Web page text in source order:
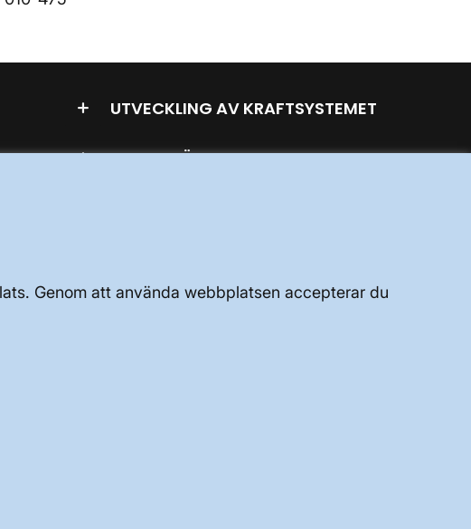
Genom att använda webbplatsen accepterar du
UTVECKLING AV KRAFTSYSTEMET
JOBBA HÄR